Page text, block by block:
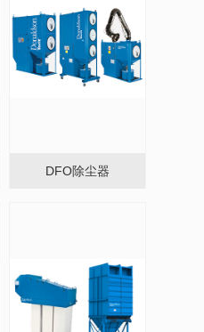
DFO除尘器